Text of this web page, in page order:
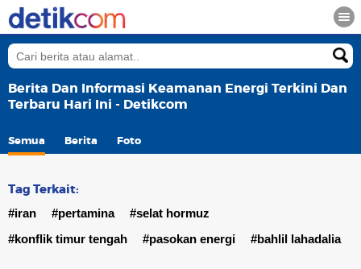
Berita Dan Informasi Keamanan Energi Terkini Dan
Terbaru Hari Ini - Detikcom
Semua Berita Foto
Tag Terkait:
#iran #pertamina
#selat hormuz
#konflik timur tengah
#pasokan energi #bahlil lahadalia